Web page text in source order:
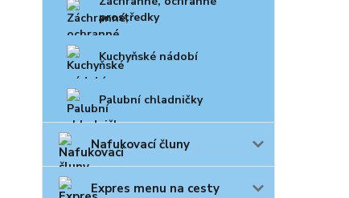
prostředky
Kuchyňské nádobí
Palubní chladničky
Nafukovací čluny
Expres menu na cesty